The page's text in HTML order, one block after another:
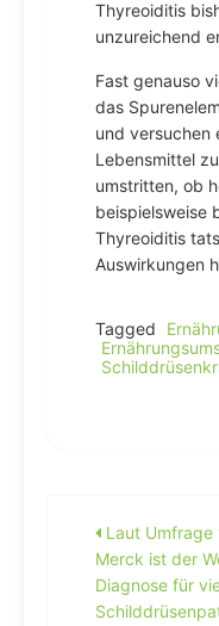
Thyreoiditis
unzureichend
Fast genauso
das
und versuchen
Lebensmittel
umstritten, ob
beispielsweise
Thyreoiditis
Auswirkungen
Tagged
Laut Umfrage
Merck ist der
Diagnose für